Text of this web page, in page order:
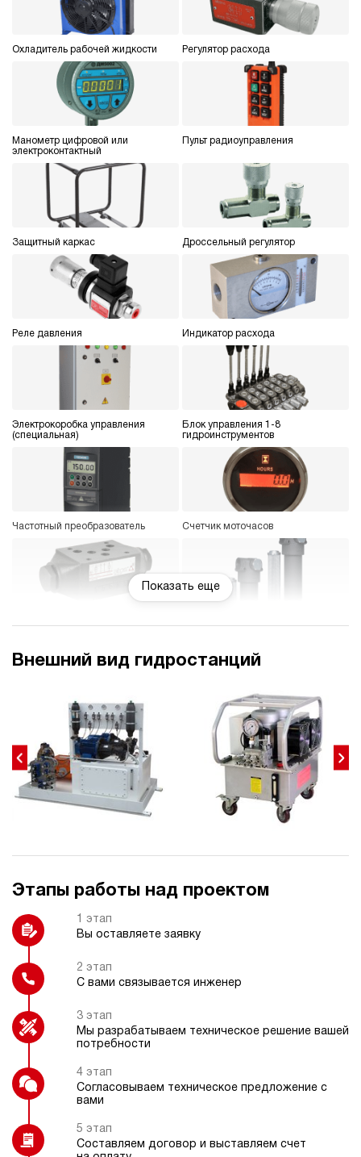
Охладитель рабочей жидкости Регулятор расхода
Манометр цифровой или
электроконтактный
Пульт радиоуправления
Защитный каркас Дроссельный регулятор
Реле давления Индикатор расхода
Электрокоробка управления
(специальная)
Блок управления 1-8
гидроинструментов
Частотный преобразователь Счетчик моточасов
загрязнения
Регулятор давления Подогрев рабочей жидкости
Термометр
Взрывозащищенное электрическое
Датчик температуры
Показать еще
Внешний вид гидростанций
Этапы работы над проектом
1 этап
Вы оставляете заявку
2 этап
С вами связывается инженер
3 этап
Мы разрабатываем техническое решение вашей
потребности
4 этап
Согласовываем техническое предложение с
вами
5 этап
Составляем договор и выставляем счет